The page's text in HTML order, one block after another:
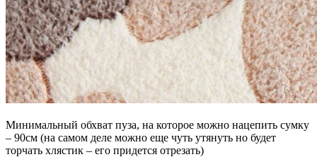
Минимальный обхват пуза, на которое можно нацепить сумку
– 90см (на самом деле можно еще чуть утянуть но будет
торчать хлястик – его придется отрезать)